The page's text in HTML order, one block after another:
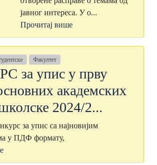
јавног интереса. У о...
Прочитај више
Факултет
за упис у прву
академских
2024/2...
за упис са најновијим
у ПДФ формату,